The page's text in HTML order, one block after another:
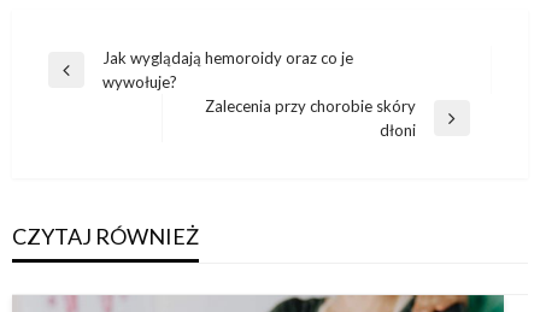
Nawigacja
wpisu
Poprzedni
Jak wyglądają hemoroidy oraz co je
wywołuje?
Zalecenia przy chorobie skóry
dłoni
CZYTAJ RÓWNIEŻ